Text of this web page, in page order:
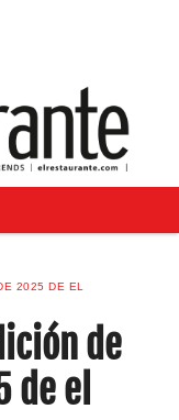
2025 DE EL
de
de el